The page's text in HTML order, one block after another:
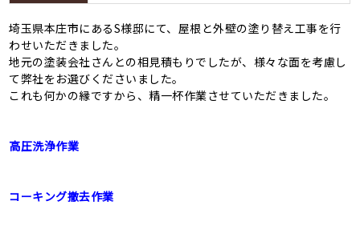
埼玉県本庄市にあるS様邸にて、屋根と外壁の塗り替え工事を行
わせいただきました。
地元の塗装会社さんとの相見積もりでしたが、様々な面を考慮し
て弊社をお選びくださいました。
これも何かの縁ですから、精一杯作業させていただきました。
高圧洗浄作業
コーキング撤去作業